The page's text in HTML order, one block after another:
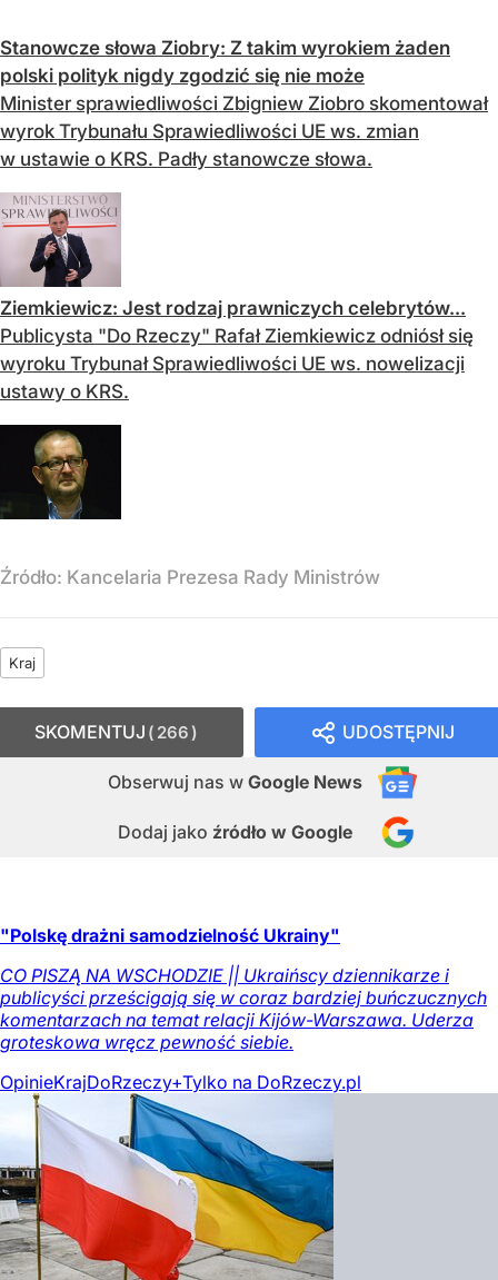
Stanowcze słowa Ziobry: Z takim wyrokiem żaden
polski polityk nigdy zgodzić się nie może
Minister sprawiedliwości Zbigniew Ziobro skomentował
wyrok Trybunału Sprawiedliwości UE ws. zmian
w ustawie o KRS. Padły stanowcze słowa.
Ziemkiewicz: Jest rodzaj prawniczych celebrytów...
Publicysta "Do Rzeczy" Rafał Ziemkiewicz odniósł się
wyroku Trybunał Sprawiedliwości UE ws. nowelizacji
ustawy o KRS.
Źródło: Kancelaria Prezesa Rady Ministrów
Kraj
UDOSTĘPNIJ
Obserwuj nas w Google News
Dodaj jako źródło w Google
SKOMENTUJ 266
"Polskę drażni samodzielność Ukrainy"
CO PISZĄ NA WSCHODZIE || Ukraińscy dziennikarze i
publicyści prześcigają się w coraz bardziej buńczucznych
komentarzach na temat relacji Kijów-Warszawa. Uderza
groteskowa wręcz pewność siebie.
OpinieKrajDoRzeczy+Tylko na DoRzeczy.pl